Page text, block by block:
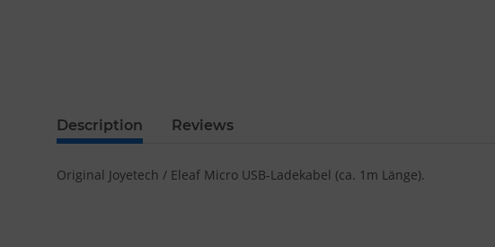
Description Reviews
Original Joyetech / Eleaf Micro USB-Ladekabel (ca. 1m Länge).